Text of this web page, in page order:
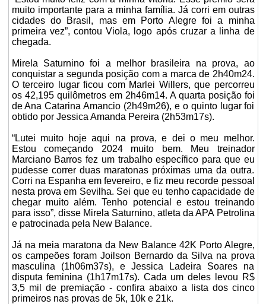
muito importante para a minha família. Já corri em outras
cidades do Brasil, mas em Porto Alegre foi a minha
primeira vez”, contou Viola, logo após cruzar a linha de
chegada.
Mirela Saturnino foi a melhor brasileira na prova, ao
conquistar a segunda posição com a marca de 2h40m24.
O terceiro lugar ficou com Marlei Willers, que percorreu
os 42,195 quilômetros em 2h46m14. A quarta posição foi
de Ana Catarina Amancio (2h49m26), e o quinto lugar foi
obtido por Jessica Amanda Pereira (2h53m17s).
“Lutei muito hoje aqui na prova, e dei o meu melhor.
Estou começando 2024 muito bem. Meu treinador
Marciano Barros fez um trabalho específico para que eu
pudesse correr duas maratonas próximas uma da outra.
Corri na Espanha em fevereiro, e fiz meu recorde pessoal
nesta prova em Sevilha. Sei que eu tenho capacidade de
chegar muito além. Tenho potencial e estou treinando
para isso”, disse Mirela Saturnino, atleta da APA Petrolina
e patrocinada pela New Balance.
Já na meia maratona da New Balance 42K Porto Alegre,
os campeões foram Joilson Bernardo da Silva na prova
masculina (1h06m37s), e Jessica Ladeira Soares na
disputa feminina (1h17m17s). Cada um deles levou R$
3,5 mil de premiação - confira abaixo a lista dos cinco
primeiros nas provas de 5k, 10k e 21k.